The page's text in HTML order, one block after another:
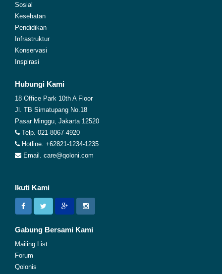
Sosial
Kesehatan
Pendidikan
Infrastruktur
Konservasi
Inspirasi
Hubungi Kami
18 Office Park 10th A Floor
Jl. TB Simatupang No.18
Pasar Minggu, Jakarta 12520
Telp. 021-8067-4920
Hotline. +62821-1234-1235
Email. care@qoloni.com
Ikuti Kami
Gabung Bersami Kami
Mailing List
Forum
Qolonis